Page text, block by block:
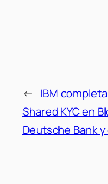
← IBM
Shared KYC en
Deutsche Bank